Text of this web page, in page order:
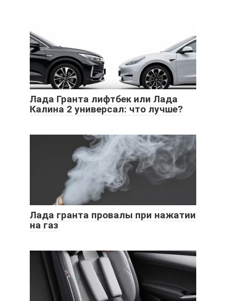
Лада Гранта лифтбек или Лада
Калина 2 универсал: что лучше?
Лада гранта провалы при нажатии
на газ